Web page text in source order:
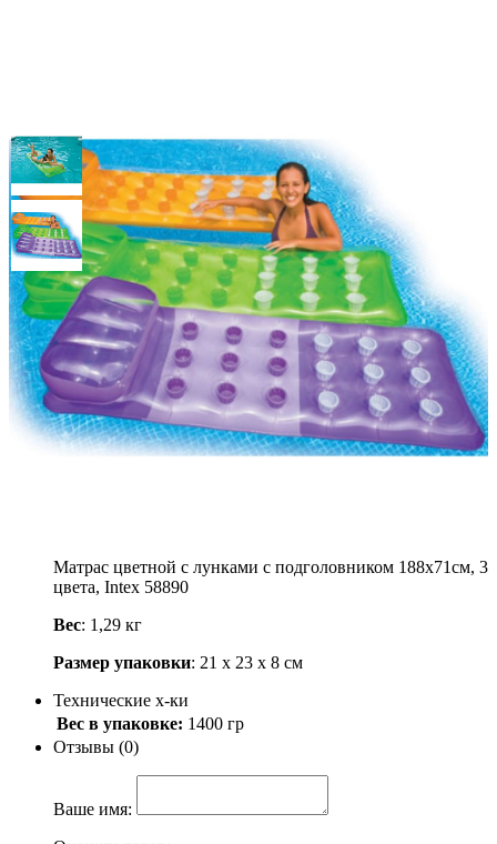
Матрас цветной с лунками с
подголовником 188х71см, 3
цвета, Intex 58890
Артикул: 58890
Матрас цветной с лунками с подголовником 188х71см, 3
цвета, Intex 58890
Вес: 1,29 кг
Размер упаковки: 21 х 23 х 8 см
Технические х-ки
Вес в упаковке: 1400 гр
Отзывы (0)
Ваше имя: